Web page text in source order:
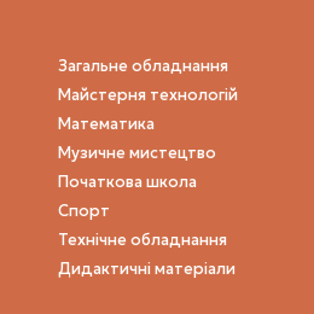
Загальне обладнання
Майстерня технологій
Математика
Музичне мистецтво
Початкова школа
Спорт
Технічне обладнання
Дидактичні матеріали